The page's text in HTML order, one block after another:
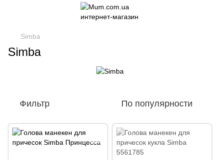
Simba
Simba
Фильтр По популярности